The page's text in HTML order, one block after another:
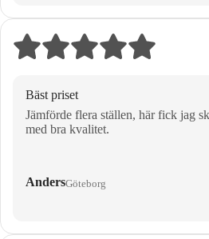
Bäst priset
Jämförde flera ställen, här fick jag
med bra kvalitet.
AndersGöteborg